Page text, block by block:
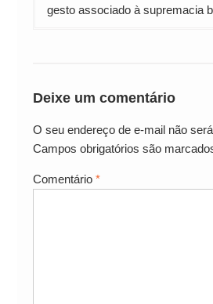
gesto associado à supremacia
Deixe um comentário
O seu endereço de e-mail não
Campos obrigatórios são
Comentário *